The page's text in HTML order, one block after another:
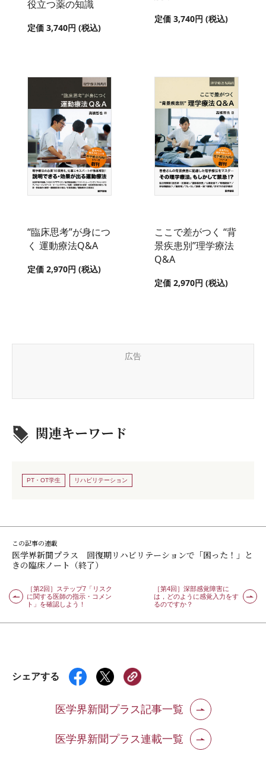
役立つ薬の知識
定価 3,740円 (税込)
定価 3,740円 (税込)
“臨床思考”が身につ
く 運動療法Q&A
定価 2,970円 (税込)
ここで差がつく “背
景疾患別”理学療法
Q&A
定価 2,970円 (税込)
広告
関連キーワード
PT・OT学生 リハビリテーション
この記事の連載
医学界新聞プラス 回復期リハビリテーションで「困った！」と
きの臨床ノート（終了）
［第2回］ステップ7「リスク
に関する医師の指示・コメン
ト」を確認しよう！
［第4回］深部感覚障害に
は，どのように感覚入力をす
るのですか？
シェアする
医学界新聞プラス記事一覧
医学界新聞プラス連載一覧